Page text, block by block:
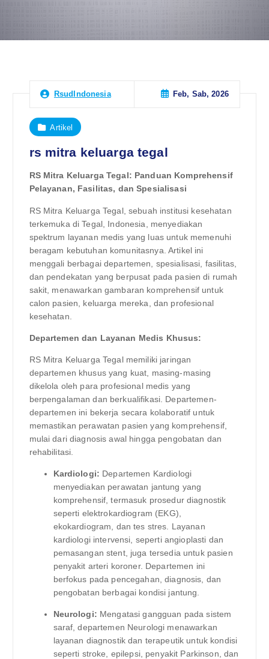
RsudIndonesia Feb, Sab, 2026
Artikel
rs mitra keluarga tegal
RS Mitra Keluarga Tegal: Panduan Komprehensif
Pelayanan, Fasilitas, dan Spesialisasi
RS Mitra Keluarga Tegal, sebuah institusi kesehatan
terkemuka di Tegal, Indonesia, menyediakan
spektrum layanan medis yang luas untuk memenuhi
beragam kebutuhan komunitasnya. Artikel ini
menggali berbagai departemen, spesialisasi, fasilitas,
dan pendekatan yang berpusat pada pasien di rumah
sakit, menawarkan gambaran komprehensif untuk
calon pasien, keluarga mereka, dan profesional
kesehatan.
Departemen dan Layanan Medis Khusus:
RS Mitra Keluarga Tegal memiliki jaringan
departemen khusus yang kuat, masing-masing
dikelola oleh para profesional medis yang
berpengalaman dan berkualifikasi. Departemen-
departemen ini bekerja secara kolaboratif untuk
memastikan perawatan pasien yang komprehensif,
mulai dari diagnosis awal hingga pengobatan dan
rehabilitasi.
Kardiologi: Departemen Kardiologi
menyediakan perawatan jantung yang
komprehensif, termasuk prosedur diagnostik
seperti elektrokardiogram (EKG),
ekokardiogram, dan tes stres. Layanan
kardiologi intervensi, seperti angioplasti dan
pemasangan stent, juga tersedia untuk pasien
penyakit arteri koroner. Departemen ini
berfokus pada pencegahan, diagnosis, dan
pengobatan berbagai kondisi jantung.
Neurologi: Mengatasi gangguan pada sistem
saraf, departemen Neurologi menawarkan
layanan diagnostik dan terapeutik untuk kondisi
seperti stroke, epilepsi, penyakit Parkinson, dan